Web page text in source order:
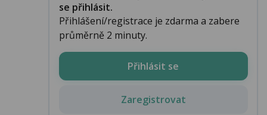
se přihlásit.
Přihlášení/registrace je zdarma a zabere
průměrně 2 minuty.
Přihlásit se
Zaregistrovat